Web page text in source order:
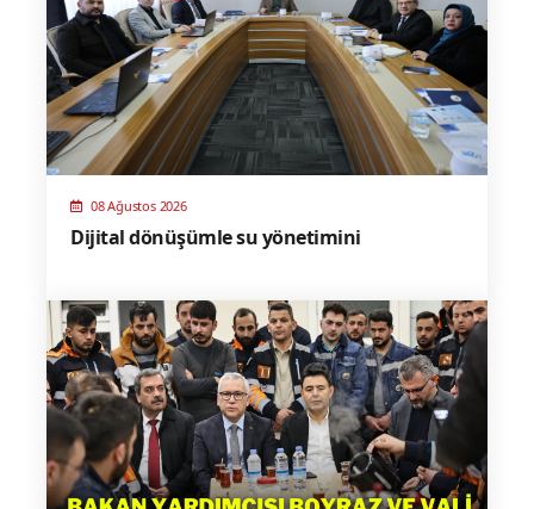
08 Ağustos 2026
Dijital dönüşümle su yönetimini